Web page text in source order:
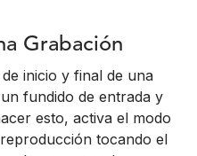
Grabación
inicio y final de una
fundido de entrada y
esto, activa el modo
tocando el